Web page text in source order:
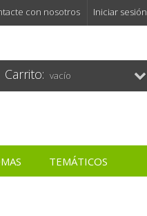
Iniciar sesión
con nosotros
Carrito: vacío
TEMÁTICOS